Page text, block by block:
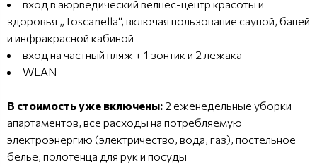
вход в аюрведический велнес-центр красоты и
здоровья „Toscanella“, включая пользование сауной, баней
и инфракрасной кабиной
вход на частный пляж + 1 зонтик и 2 лежака
WLAN
В стоимость уже включены: 2 еженедельные уборки
апартаментов, все расходы на потребляемую
электроэнергию (электричество, вода, газ), постельное
белье, полотенца для рук и посуды